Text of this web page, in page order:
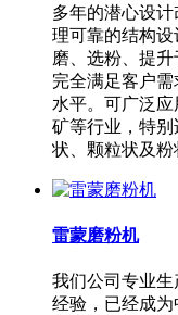
多年的潜心设
理可靠的结构
磨、选粉、提
完全满足客户
水平。可广泛
矿等行业，特
状、颗粒状及粉
雷蒙磨粉机
我们公司专业
经验，已经成为